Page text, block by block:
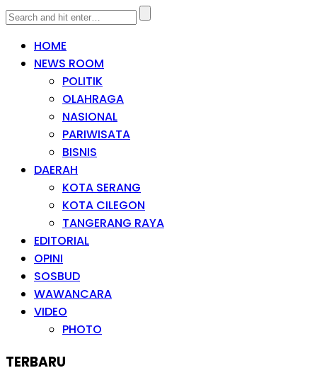
HOME
NEWS ROOM
POLITIK
OLAHRAGA
NASIONAL
PARIWISATA
BISNIS
DAERAH
KOTA SERANG
KOTA CILEGON
TANGERANG RAYA
EDITORIAL
OPINI
SOSBUD
WAWANCARA
VIDEO
PHOTO
TERBARU